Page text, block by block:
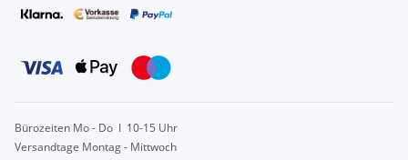
Bürozeiten Mo - Do I 10-15 Uhr
Versandtage Montag - Mittwoch